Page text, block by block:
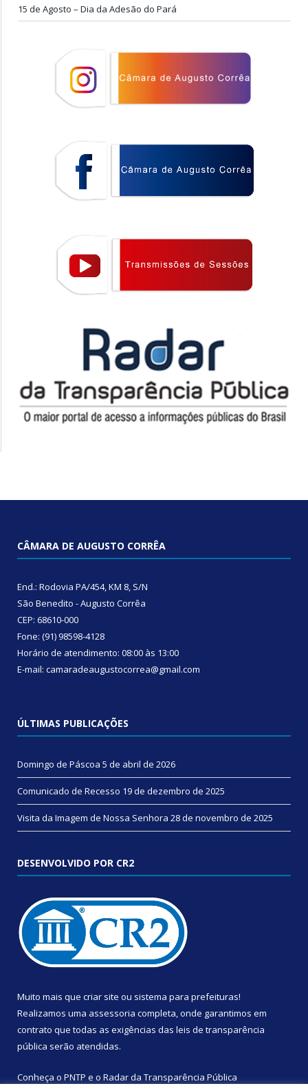
15 de Agosto – Dia da Adesão do Pará
CÂMARA DE AUGUSTO CORRÊA
End.: Rodovia PA/454, KM 8, S/N
São Benedito - Augusto Corrêa
CEP: 68610-000
Fone: (91) 98598-4128
Horário de atendimento: 08:00 às 13:00
E-mail: camaradeaugustocorrea@gmail.com
ÚLTIMAS PUBLICAÇÕES
Domingo de Páscoa 5 de abril de 2026
Comunicado de Recesso 19 de dezembro de 2025
Visita da Imagem de Nossa Senhora 28 de novembro de 2025
DESENVOLVIDO POR CR2
Muito mais que criar site ou sistema para prefeituras!
Realizamos uma assessoria completa, onde garantimos em
contrato que todas as exigências das leis de transparência
pública serão atendidas.
Conheça o PNTP e o Radar da Transparência Pública